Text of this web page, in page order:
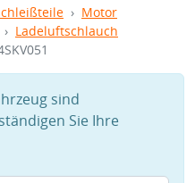
Motor
Ladeluftschlauch
sind
Sie Ihre